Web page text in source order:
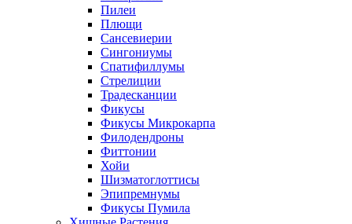
Пилеи
Плющи
Сансевиерии
Сингониумы
Спатифиллумы
Стрелиции
Традесканции
Фикусы
Фикусы Микрокарпа
Филодендроны
Фиттонии
Хойи
Шизматоглоттисы
Эпипремнумы
Фикусы Пумила